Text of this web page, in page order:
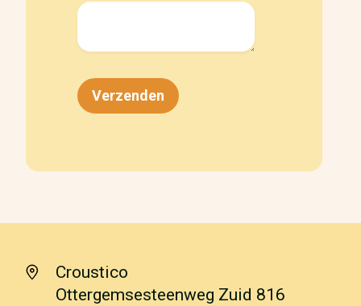
Croustico
Ottergemsesteenweg Zuid 816